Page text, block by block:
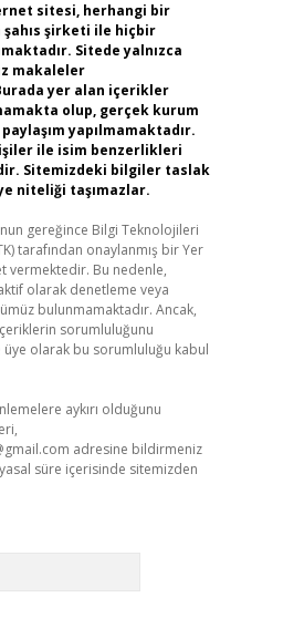
sitesi, herhangi bir
şirketi ile hiçbir
Sitede yalnızca
makaleler
yer alan içerikler
olup, gerçek kurum
yapılmamaktadır.
ile isim benzerlikleri
Sitemizdeki bilgiler taslak
niteliği taşımazlar.
gereğince Bilgi Teknolojileri
tarafından onaylanmış bir Yer
vermektedir. Bu nedenle,
olarak denetleme veya
bulunmamaktadır. Ancak,
sorumluluğunu
üye olarak bu sorumluluğu kabul
aykırı olduğunu
adresine bildirmeniz
süre içerisinde sitemizden